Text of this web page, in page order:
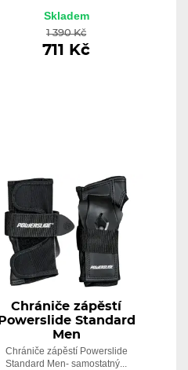
Skladem
1 390 Kč
711 Kč
Chrániče zápěstí
Powerslide Standard
Men
Chrániče zápěstí Powerslide
Standard Men- samostatný...